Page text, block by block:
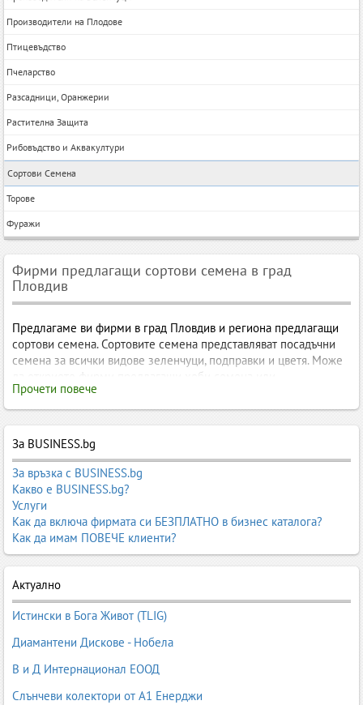
Производители на Плодове
Птицевъдство
Пчеларство
Разсадници, Оранжерии
Растителна Защита
Рибовъдство и Аквакултури
Сортови Семена
Торове
Фуражи
Фирми предлагащи сортови семена в град
Пловдив
Предлагаме ви фирми в град Пловдив и региона предлагащи
сортови семена. Сортовите семена представляват посадъчни
семена за всички видове зеленчуци, подправки и цветя. Може
да откриете фирми предлагащи хоби семена или
професионални такива. Свържете се с конкретна фирма от град
Пловдив занимаваща се с продажба на сортови семена за да
разберете, кога и как бихте могли да закупите семената от
които имате нужда. Може да потърсите от тях оферта за цени
на едро и дребно.
Бадеми посадъчен материал
посадъчен материал
материал,Луковици (цветя),Люцерново семе,Мурсалски чай
семена,Овощни дървета,Посадъчен материал от лавандула
Рицин,Рози,Семена,Семена за домати,Семена за зеленчуци
,Семена за кълнове,Семена за посев,Семена за трева,
Семена Картофи
Сусамово семе,Фуражи за Пуйки,Ягоди посадъчен материал
Прочети повече
За BUSINESS.bg
За връзка с BUSINESS.bg
Какво е BUSINESS.bg?
Услуги
Как да включа фирмата си БЕЗПЛАТНО в бизнес каталога?
Как да имам ПОВЕЧЕ клиенти?
Актуално
Истински в Бога Живот (TLIG)
Диамантени Дискове - Нобела
В и Д Интернационал ЕООД
Слънчеви колектори от А1 Енерджи